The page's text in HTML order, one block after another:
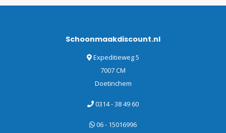
Schoonmaakdiscount.nl
Expeditieweg 5
7007 CM
Doetinchem
0314 - 38 49 60
06 - 15016996